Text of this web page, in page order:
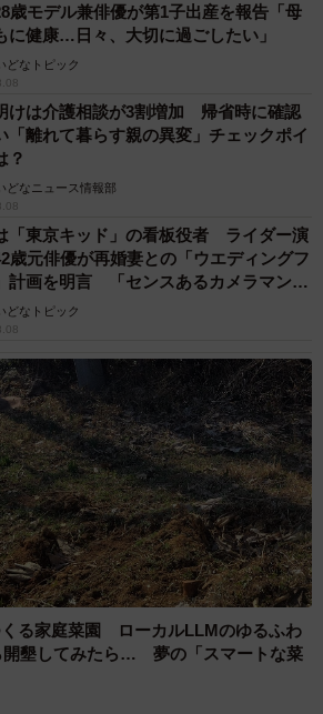
歳モデル兼俳優が第1子出産を報告「母
に健康…日々、大切に過ごしたい」
どなトピック
けは介護相談が3割増加 帰省時に確認
「離れて暮らす親の異変」チェックポイ
？
どなニュース情報部
「東京キッド」の看板役者 ライダー演
歳元俳優が再婚妻との「ウエディングフ
計画を明言 「センスあるカメラマン求
どなトピック
る家庭菜園 ローカルLLMのゆるふわ
開墾してみたら… 夢の「スマートな菜